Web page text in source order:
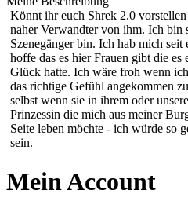
Könnt ihr euch Shrek 2.0
naher Verwandter von ihm. Ich bin
Szenegänger bin. Ich hab mich seit
hoffe das es hier Frauen gibt die
Glück hatte. Ich wäre froh wenn
das richtige Gefühl angekommen
selbst wenn sie in ihrem oder
Prinzessin die mich aus meiner
Seite leben möchte - ich würde so
sein.
Mein Account